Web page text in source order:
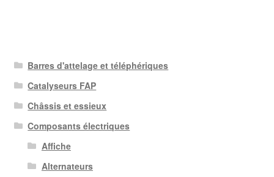
Barres d'attelage et téléphériques
Catalyseurs FAP
Châssis et essieux
Composants électriques
Affiche
Alternateurs